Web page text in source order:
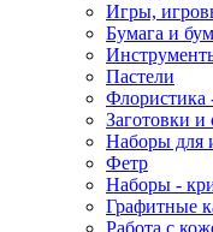
Игры,
Бумага и
Пастели
Флористика
Заготовки и
Наборы для
Фетр
Наборы -
Графитные
Работа с